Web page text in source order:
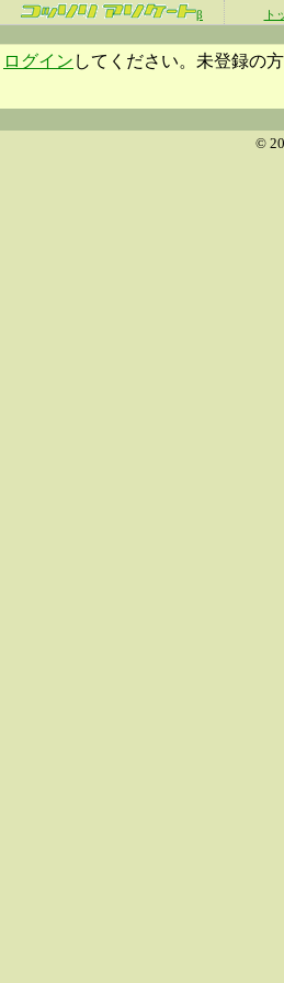
β ト
ログイン してください。未登録の
©